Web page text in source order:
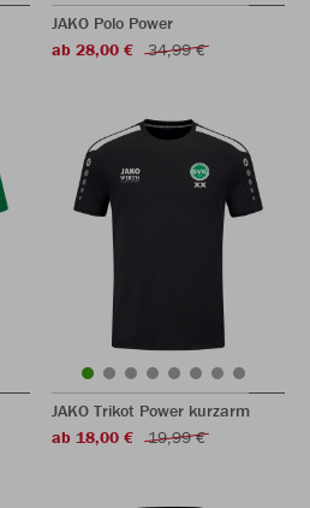
JAKO Polo Power
ab 28,00 €
34,99 €
JAKO Trikot Power kurzarm
ab 18,00 €
19,99 €